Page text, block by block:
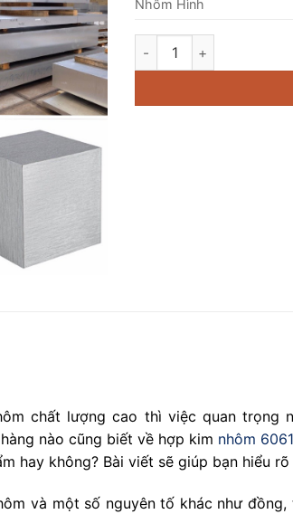
Nhôm Hình
Nhôm Tấm 14mm quantity
chất lượng cao thì việc quan trọng
nào cũng biết về hợp kim nhôm 6061
hay không? Bài viết sẽ giúp bạn hiểu
và một số nguyên tố khác như